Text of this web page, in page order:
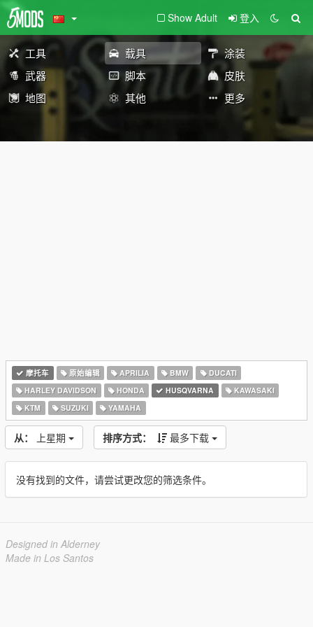
Show Adult 登入
工具 载具
涂装
武器
脚本
皮肤
地图
其他 更多
摩托车 原始编辑 APRILIA BMW
DUCATI
HARLEY DAVIDSON
HONDA HUSQVARNA
KAWASAKI
KTM
SUZUKI YAMAHA
从： 上星期 排序方式： 最多下载
没有找到的文件，请尝试更改您的筛选条件。
Designed in Alderney
Made in Los Santos